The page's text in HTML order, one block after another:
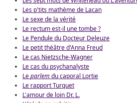
Les p'tits mathème de Lacan
Le sexe de la vérité
Le rectum est-il une tombe ?
Le Pendule du Docteur Deleuze
Le petit théâtre d'Anna Freud
Le cas Nietzsche-Wagner
Le cas du psychanalyste
Leparlem du caporal Lortie
Le rapport Turquet
L'amour de loin Dr. L.